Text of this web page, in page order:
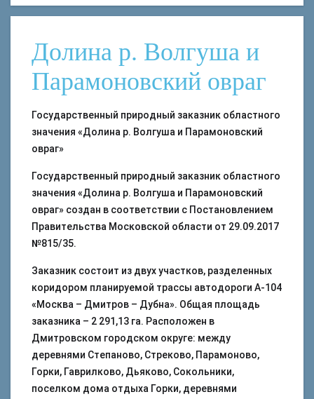
Долина р. Волгуша и
Парамоновский овраг
Государственный природный заказник областного
значения «Долина р. Волгуша и Парамоновский
овраг»
Государственный природный заказник областного
значения «Долина р. Волгуша и Парамоновский
овраг» создан в соответствии с Постановлением
Правительства Московской области от 29.09.2017
№815/35.
Заказник состоит из двух участков, разделенных
коридором планируемой трассы автодороги А-104
«Москва – Дмитров – Дубна». Общая площадь
заказника – 2 291,13 га. Расположен в
Дмитровском городском округе: между
деревнями Степаново, Стреково, Парамоново,
Горки, Гаврилково, Дьяково, Сокольники,
поселком дома отдыха Горки, деревнями